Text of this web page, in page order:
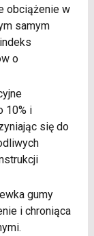
obciążenie w
samym
o
10% i
się do
gumy
i chroniąca